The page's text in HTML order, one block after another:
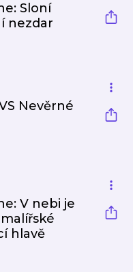
Sloní
nezdar
Nevěrné
V nebi je
hlavě